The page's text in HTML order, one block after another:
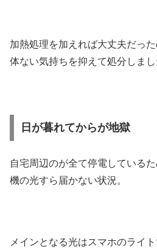
加熱処理を加えれば大丈夫だっ
体ない気持ちを抑えて処分しまし
日が暮れてからが地獄
自宅周辺のが全て停電している
機の光すら届かない状況。
メインとなる光はスマホのライ